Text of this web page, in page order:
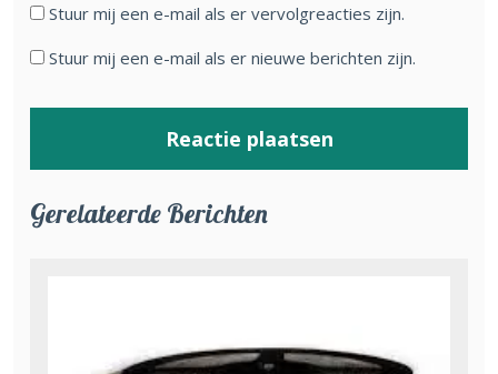
Stuur mij een e-mail als er vervolgreacties zijn.
Stuur mij een e-mail als er nieuwe berichten zijn.
Gerelateerde Berichten